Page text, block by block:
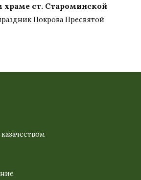
храме ст. Староминской
Покрова Пресвятой